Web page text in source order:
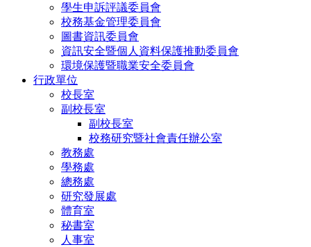
學生申訴評議委員會
校務基金管理委員會
圖書資訊委員會
資訊安全暨個人資料保護推動委員會
環境保護暨職業安全委員會
行政單位
校長室
副校長室
副校長室
校務研究暨社會責任辦公室
教務處
學務處
總務處
研究發展處
體育室
秘書室
人事室